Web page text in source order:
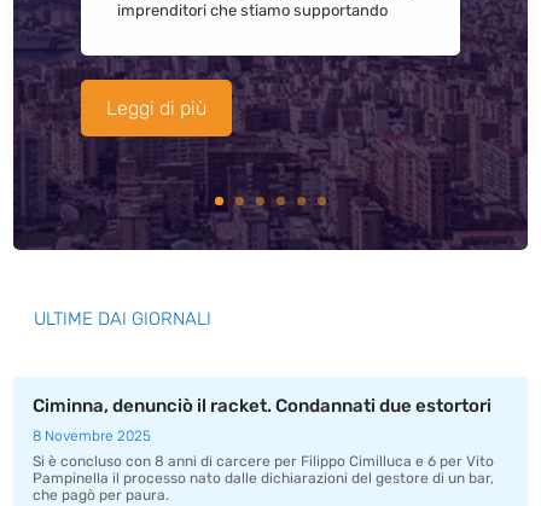
imprenditori che stiamo supportando
Leggi di più
ULTIME DAI GIORNALI
Ciminna, denunciò il racket. Condannati due estortori
8 Novembre 2025
Si è concluso con 8 anni di carcere per Filippo Cimilluca e 6 per Vito
Pampinella il processo nato dalle dichiarazioni del gestore di un bar,
che pagò per paura.